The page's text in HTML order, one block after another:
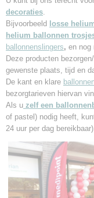
decoraties.
Bijvoorbeeld losse
helium ballonnen
ballonnenslingers, en nog
Deze producten
gewenste plaats, tijd en
De kant en klare
bezorgtarieven hiervan
Als u zelf een
of pastel) nodig heeft,
24 uur per dag